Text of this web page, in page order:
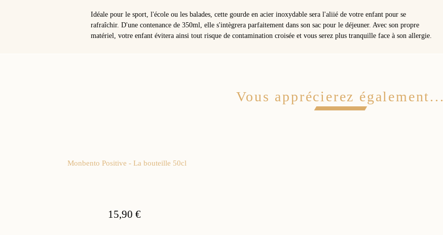
Idéale pour le sport, l'école ou les balades, cette gourde en acier inoxydable sera l'aliié de votre enfant pour se
rafraîchir. D'une contenance de 350ml, elle s'intègrera parfaitement dans son sac pour le déjeuner. Avec son propre
matériel, votre enfant évitera ainsi tout risque de contamination croisée et vous serez plus tranquille face à son allergie.
Vous apprécierez également...
Monbento Positive - La bouteille 50cl
15,90 €